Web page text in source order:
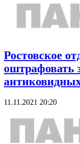
Ростовское
оштрафовать
11.11.2021 20:20